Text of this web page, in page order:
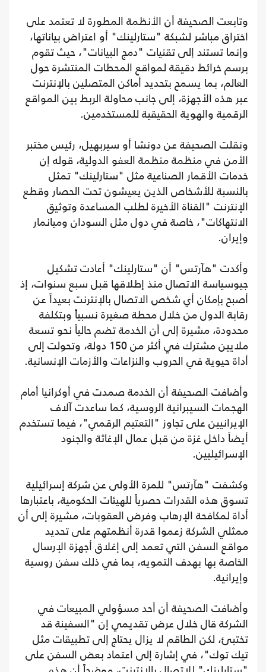
وتابعت الصحيفة أن الأنظمة المطورة لا تعتمد على
اختراق مباشر لشبكة "ستارلينك" أو اعتراض بياناتها،
وإنما تستند إلى تقنيات "دمج البيانات"، حيث تقوم
برسم خرائط دقيقة لمواقع المحطات المنتشرة حول
العالم، بما يسمح بتحديد أماكن المتصلين بالإنترنت
عبر هذه الأجهزة، إلى جانب محاولة الربط بين المواقع
الرقمية والهوية الحقيقية للمستخدمين.
ونقلت الصحيفة عن دونشا أو سيربهيل، رئيس مختبر
الأمن في منظمة منظمة العفو الدولية، قوله إن
خدمات الأقمار الصناعية مثل "ستارلينك" تمثل
بالنسبة للأشخاص الذين يعيشون تحت الحصار وقطع
الإنترنت "القناة الأخيرة لطلب المساعدة وتوثيق
الانتهاكات"، خاصة في دول مثل السودان وميانمار
وإيران.
وأكدت "هآرتس" أن "ستارلينك" أعادت تشكيل
جيوسياسة الاتصال منذ إطلاقها قبل سبع سنوات، إذ
أصبح بإمكان أي شخص الاتصال بالإنترنت بعيداً عن
رقابة الدول من خلال محطة صغيرة نسبياً وبتكلفة
محدودة، مشيرة إلى أن الخدمة تضم حالياً نحو تسعة
ملايين مشترك في أكثر من 150 دولة، وتحولت إلى
أداة حيوية في الحروب والنزاعات والأزمات الإنسانية.
وأضافت الصحيفة أن الخدمة صمدت في أوكرانيا أمام
الهجمات السيبرانية الروسية، كما ساعدت آلاف
الإيرانيين على تجاوز "التعتيم الرقمي"، فيما تستخدم
أيضاً داخل غزة من قبل عمال الإغاثة والجنود
الإسرائيليين.
وكشفت "هآرتس" للمرة الأولى عن شركة إسرائيلية
تسوق هذه القدرات حصرياً للهيئات الحكومية، باعتبارها
أداة لمكافحة الإرهاب وفرض العقوبات، مشيرة إلى أن
ممثلي الشركة زعموا قدرة أنظمتهم على تحديد
مواقع السفن التي تعمد إلى إغلاق أجهزة الإرسال
الخاصة بها بهدف التمويه، بما في ذلك سفن روسية
وإيرانية.
وأضافت الصحيفة أن أحد مسؤولي المبيعات في
الشركة قال خلال عرض تقديمي إن "السفينة قد
تختبئ، لكن الطاقم لا يزال يحتاج إلى تطبيقات مثل
تيك توك"، في إشارة إلى اعتماد بعض السفن على